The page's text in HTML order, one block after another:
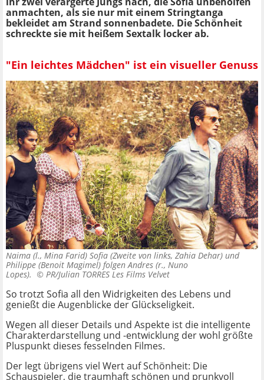
anmachten, als sie nur mit einem Stringtanga
bekleidet am Strand sonnenbadete. Die Schönheit
schreckte sie mit heißem Sextalk locker ab.
"Ein leichtes Mädchen" ist ein visueller Genuss
Naima (l., Mina Farid) Sofia (Zweite von links, Zahia Dehar) und
Philippe (Benoit Magimel) folgen Andres (r., Nuno
Lopes). © PR/Julian TORRES Les Films Velvet
So trotzt Sofia all den Widrigkeiten des Lebens und
genießt die Augenblicke der Glückseligkeit.
Wegen all dieser Details und Aspekte ist die intelligente
Charakterdarstellung und -entwicklung der wohl größte
Pluspunkt dieses fesselnden Filmes.
Der legt übrigens viel Wert auf Schönheit: Die
Schauspieler, die traumhaft schönen und prunkvoll